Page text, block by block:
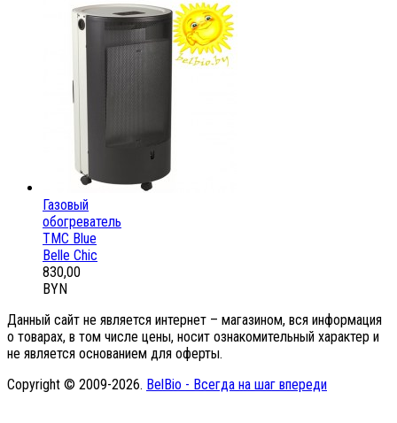
Газовый
обогреватель
ТМС Blue
Belle Chic
830,00
BYN
Данный сайт не является интернет – магазином, вся информация
о товарах, в том числе цены, носит ознакомительный характер и
не является основанием для оферты.
Copyright © 2009-2026. BelBio - Всегда на шаг впереди